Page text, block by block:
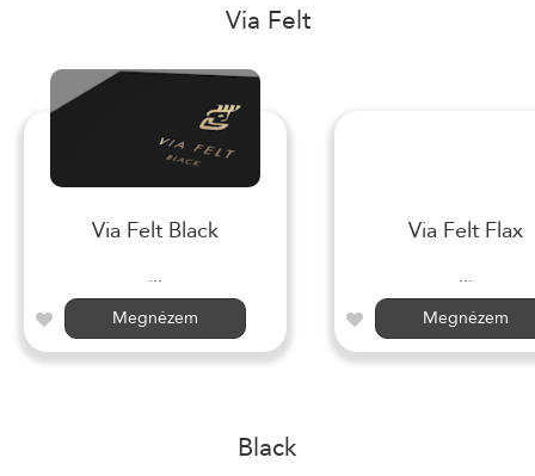
Via Felt
Via Felt Black
...
Megnézem
Via Felt Flax
...
Megnézem
Black